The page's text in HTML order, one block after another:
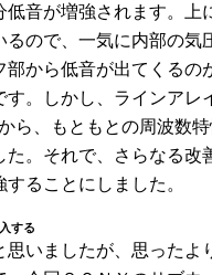
低音が増強されます。上
るので、一気に内部の気
部から低音が出てくるの
す。しかし、ラインアレ
ら、もともとの周波数
た。それで、さらなる改
ることにしました。
する
思いましたが、思ったよ